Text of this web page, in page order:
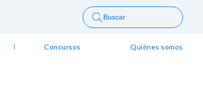
Buscar
Concursos Quiénes somos